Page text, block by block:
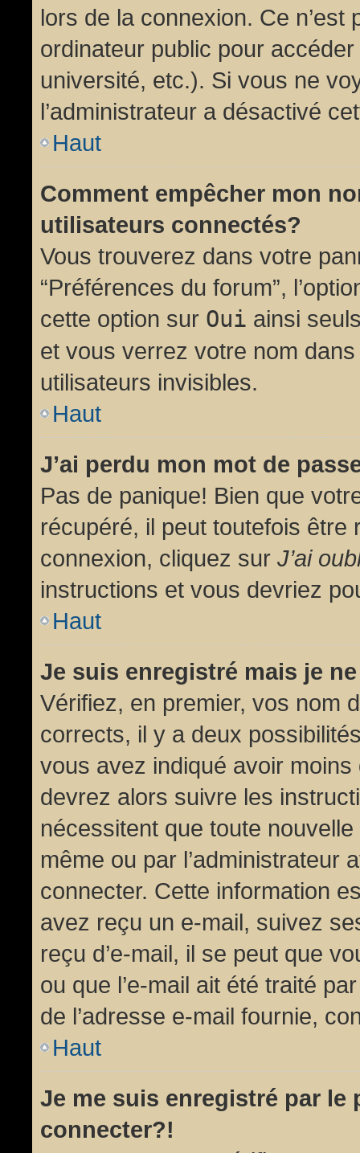
lors de la connexion. Ce
ordinateur public pour
université, etc.). Si vous ne
l’administrateur a désactivé
Haut
Comment empêcher mon
utilisateurs connectés?
Vous trouverez dans votre
“Préférences du forum”,
cette option sur Oui ainsi
et vous verrez votre nom
utilisateurs invisibles.
Haut
J’ai perdu mon mot de
Pas de panique! Bien que
récupéré, il peut toutefois être
connexion, cliquez sur J’ai
instructions et vous devriez
Haut
Je suis enregistré mais je
Vérifiez, en premier, vos nom
corrects, il y a deux
vous avez indiqué avoir
devrez alors suivre les
nécessitent que toute
même ou par l’administrateur
connecter. Cette information
avez reçu un e-mail, suivez
reçu d’e-mail, il se peut que
ou que l’e-mail ait été traité
de l’adresse e-mail fournie,
Haut
Je me suis enregistré par le
connecter?!